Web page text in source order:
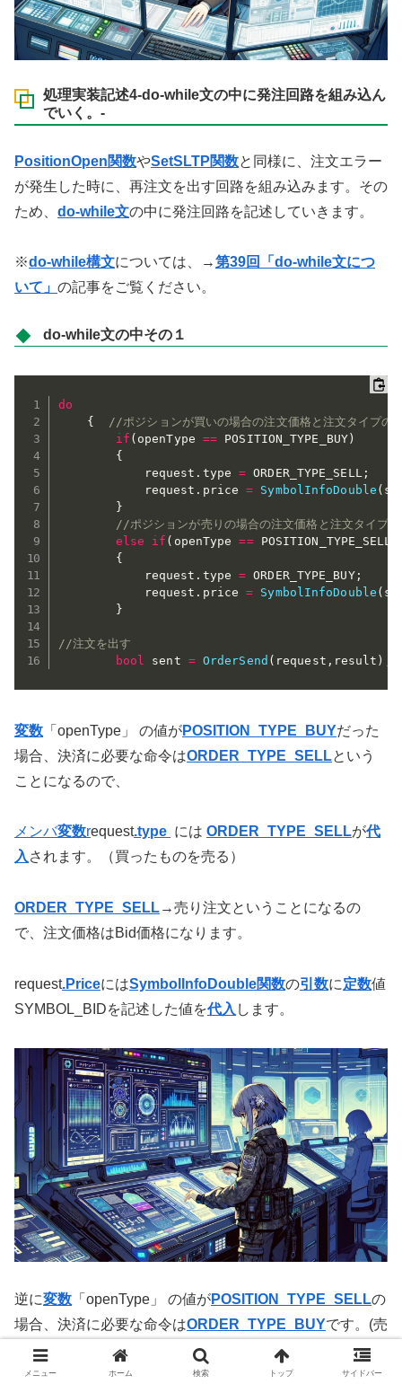
処理実装記述4-do-while文の中に発注回路を組み込ん
でいく。-
PositionOpen関数やSetSLTP関数と同様に、注文エラー
が発生した時に、再注文を出す回路を組み込みます。その
ため、 do-while文の中に発注回路を記述していきます。
※do-while構文については、→第39回「do-while文につ
いて」 の記事をご覧ください。
do-while文の中その１
do
{
//ポジションが買いの場合の注文価格と注文タイプの
if ( openType == POSITION_TYPE_BUY)
{
			request
. type = ORDER_TYPE_SELL ;
			request
. price = SymbolInfoDouble (
}
//ポジションが売りの場合の注文価格と注文タイプ
else
if ( openType == POSITION_TYPE_SELL
{
			request
. type = ORDER_TYPE_BUY;
			request
. price = SymbolInfoDouble (
}
//注文を出す
bool
sent = OrderSend ( request , result )
変数 「openType」 の値がPOSITION_TYPE_BUYだった
場合、決済に必要な命令はORDER_TYPE_SELLという
ことになるので、
メンバ変数request.type には ORDER_TYPE_SELLが代
入されます。（買ったものを売る）
ORDER_TYPE_SELL→売り注文ということになるの
で、注文価格はBid価格になります。
request.PriceにはSymbolInfoDouble関数の引数に定数値
SYMBOL_BIDを記述した値を代入 します。
逆に変数 「openType」 の値がPOSITION_TYPE_SELLの
場合、決済に必要な命令はORDER_TYPE_BUYです。(売
りから入ったものを買い戻す）
メニュー ホーム 検索 トップ サイドバー